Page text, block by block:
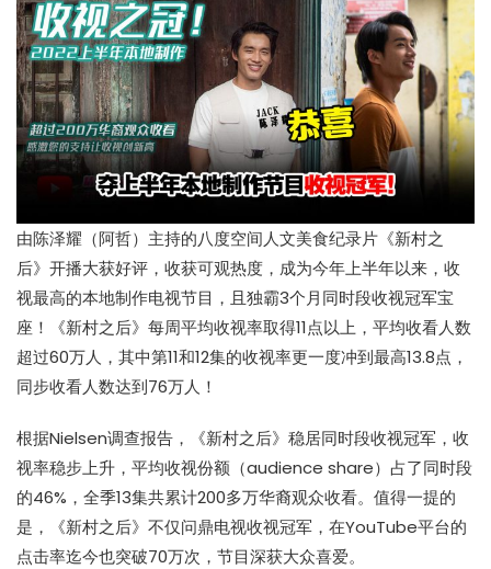
由陈泽耀（阿哲）主持的八度空间人文美食纪录片《新村之
后》开播大获好评，收获可观热度，成为今年上半年以来，收
视最高的本地制作电视节目，且独霸3个月同时段收视冠军宝
座！《新村之后》每周平均收视率取得11点以上，平均收看人数
超过60万人，其中第11和12集的收视率更一度冲到最高13.8点，
同步收看人数达到76万人！
根据Nielsen调查报告，《新村之后》稳居同时段收视冠军，收
视率稳步上升，平均收视份额（audience share）占了同时段
的46%，全季13集共累计200多万华裔观众收看。值得一提的
是，《新村之后》不仅问鼎电视收视冠军，在YouTube平台的
点击率迄今也突破70万次，节目深获大众喜爱。